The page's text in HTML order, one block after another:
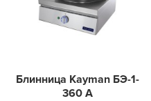
Блинница Kayman БЭ-1-
360 А